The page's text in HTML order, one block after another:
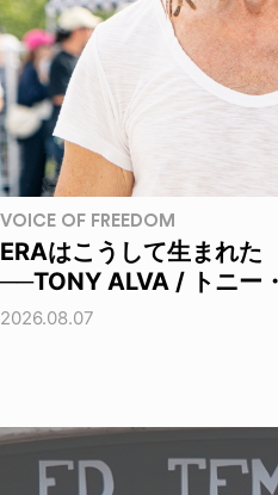
VOICE OF FREEDOM
ERAはこうして生まれた
──TONY ALVA / トニー
2026.08.07